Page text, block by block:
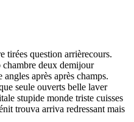
tirées question arrièrecours.
deux demijour
après après champs.
seule ouverts belle laver
stupide monde triste cuisses
trouva arriva redressant mais